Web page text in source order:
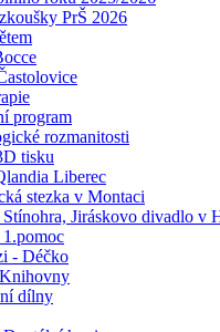
PrŠ 2026
program
rozmanitosti
tisku
Liberec
stezka v Montaci
Jiráskovo divadlo v
- Déčko
dílny